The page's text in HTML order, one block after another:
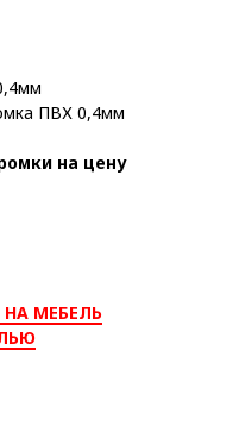
ПВХ 0,4мм
на цену
МЕБЕЛЬ